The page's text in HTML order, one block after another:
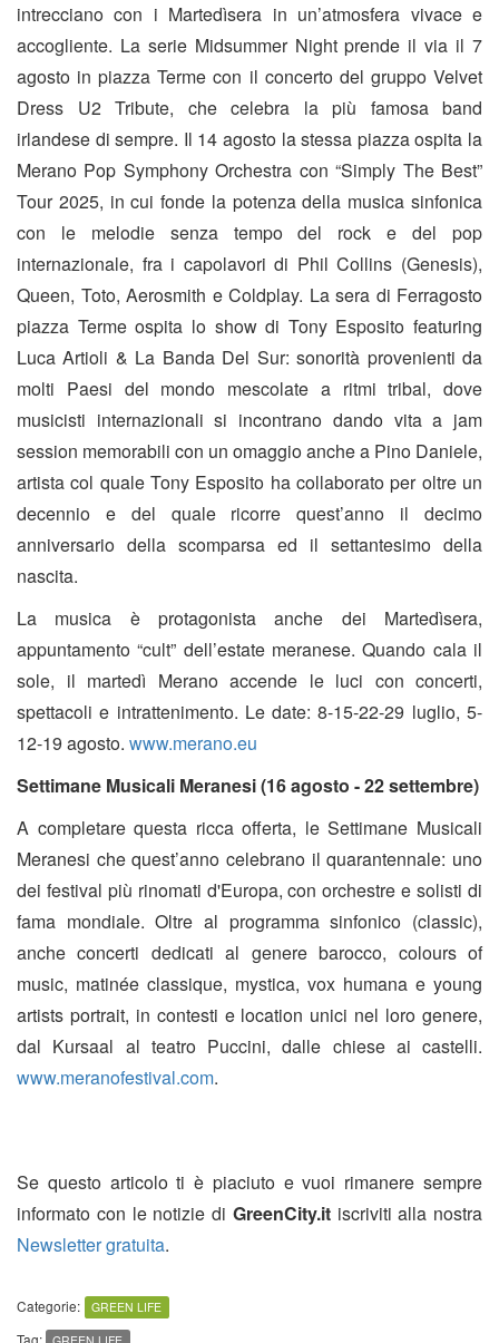
intrecciano con i Martedìsera in un’atmosfera vivace e
accogliente. La serie Midsummer Night prende il via il 7
agosto in piazza Terme con il concerto del gruppo Velvet
Dress U2 Tribute, che celebra la più famosa band
irlandese di sempre. Il 14 agosto la stessa piazza ospita la
Merano Pop Symphony Orchestra con “Simply The Best”
Tour 2025, in cui fonde la potenza della musica sinfonica
con le melodie senza tempo del rock e del pop
internazionale, fra i capolavori di Phil Collins (Genesis),
Queen, Toto, Aerosmith e Coldplay. La sera di Ferragosto
piazza Terme ospita lo show di Tony Esposito featuring
Luca Artioli & La Banda Del Sur: sonorità provenienti da
molti Paesi del mondo mescolate a ritmi tribal, dove
musicisti internazionali si incontrano dando vita a jam
session memorabili con un omaggio anche a Pino Daniele,
artista col quale Tony Esposito ha collaborato per oltre un
decennio e del quale ricorre quest’anno il decimo
anniversario della scomparsa ed il settantesimo della
nascita.
La musica è protagonista anche dei Martedìsera,
appuntamento “cult” dell’estate meranese. Quando cala il
sole, il martedì Merano accende le luci con concerti,
spettacoli e intrattenimento. Le date: 8-15-22-29 luglio, 5-
12-19 agosto. www.merano.eu
Settimane Musicali Meranesi (16 agosto - 22 settembre)
A completare questa ricca offerta, le Settimane Musicali
Meranesi che quest’anno celebrano il quarantennale: uno
dei festival più rinomati d'Europa, con orchestre e solisti di
fama mondiale. Oltre al programma sinfonico (classic),
anche concerti dedicati al genere barocco, colours of
music, matinée classique, mystica, vox humana e young
artists portrait, in contesti e location unici nel loro genere,
dal Kursaal al teatro Puccini, dalle chiese ai castelli.
www.meranofestival.com.
Se questo articolo ti è piaciuto e vuoi rimanere sempre
informato con le notizie di GreenCity.itiscriviti alla nostra
Newsletter gratuita.
Categorie: GREEN LIFE